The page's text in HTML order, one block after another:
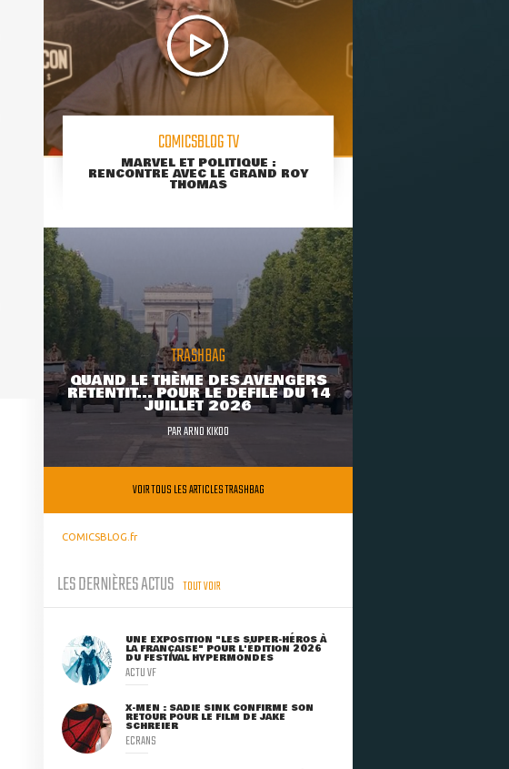
COMICSBLOG TV
MARVEL ET POLITIQUE :
RENCONTRE AVEC LE GRAND ROY
THOMAS
TRASHBAG
QUAND LE THÈME DES AVENGERS
RETENTIT... POUR LE DÉFILÉ DU 14
JUILLET 2026
PARARNO KIKOO
VOIR TOUS LES ARTICLES TRASHBAG
COMICSBLOG.fr
LES DERNIÈRES ACTUS TOUT VOIR
UNE EXPOSITION "LES SUPER-HÉROS À
LA FRANÇAISE" POUR L'ÉDITION 2026
DU FESTIVAL HYPERMONDES
ACTU VF
X-MEN : SADIE SINK CONFIRME SON
RETOUR POUR LE FILM DE JAKE
SCHREIER
ECRANS